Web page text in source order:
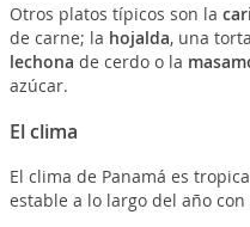
Otros platos típicos son la
de carne; la hojalda, una
lechona de cerdo o la
azúcar.
El clima
El clima de Panamá es
estable a lo largo del año con